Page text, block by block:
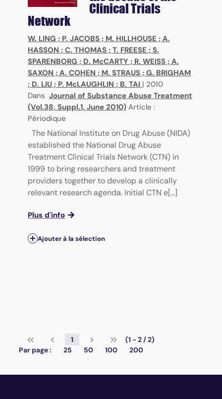
Clinical Trials
Network
W. LING ; P. JACOBS ; M. HILLHOUSE ; A.
HASSON ; C. THOMAS ; T. FREESE ; S.
SPARENBORG ; D. McCARTY ; R. WEISS ; A.
SAXON ; A. COHEN ; M. STRAUS ; G. BRIGHAM
; D. LIU ; P. McLAUGHLIN ; B. TAI | 2010
Dans Journal of Substance Abuse Treatment
(Vol.38, Suppl.1, June 2010) Article :
Périodique
The National Institute on Drug Abuse (NIDA)
established the National Drug Abuse
Treatment Clinical Trials Network (CTN) in
1999 to bring researchers and treatment
providers together to develop a clinically
relevant research agenda. Initial CTN e[...]
Plus d'info
Ajouter à la sélection
1
(1 - 2 / 2)
Par page :
25 50 100 200